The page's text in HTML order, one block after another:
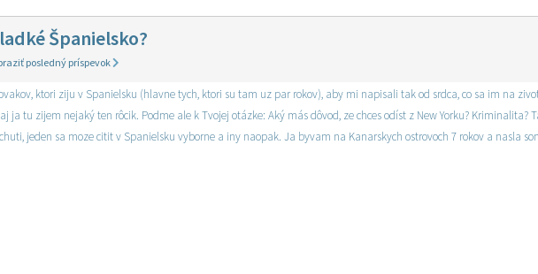
Španielsko?
posledný príspevok
ktori ziju v Spanielsku (hlavne tych, ktori su tam uz par rokov), aby mi napisali tak od srdca, co sa im na
ja tu zijem nejaký ten rôcik. Podme ale k Tvojej otázke: Aký más dôvod, ze chces odíst z New Yorku? Kriminalita?
jeden sa moze citit v Spanielsku vyborne a iny naopak. Ja byvam na Kanarskych ostrovoch 7 rokov a nasla